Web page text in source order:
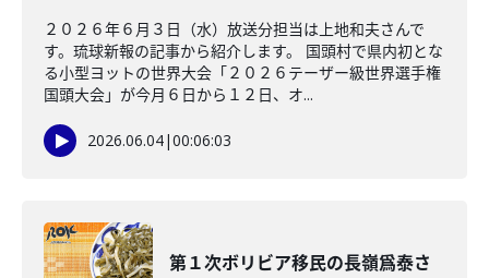
２０２６年６月３日（水）放送分担当は上地和夫さんで
す。琉球新報の記事から紹介します。 国頭村で県内初とな
る小型ヨットの世界大会「２０２６テーザー級世界選手権
国頭大会」が今月６日から１２日、オ...
2026.06.04|00:06:03
第１次ボリビア移民の長嶺爲泰さ